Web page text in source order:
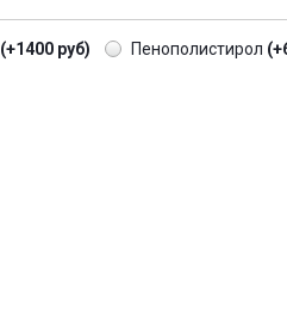
(+1400 руб) Пенополистирол